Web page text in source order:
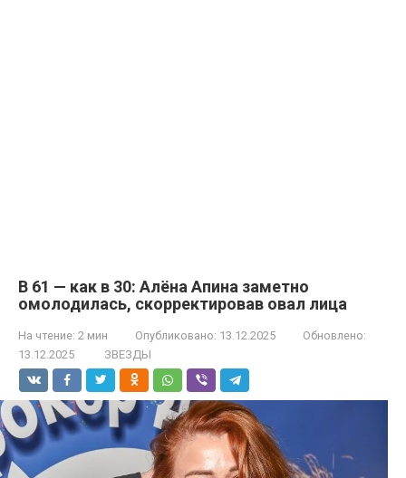
В 61 — как в 30: Алёна Апина заметно
омолодилась, скорректировав овал лица
На чтение: 2 мин Опубликовано: 13.12.2025
Обновлено:
13.12.2025
ЗВЕЗДЫ